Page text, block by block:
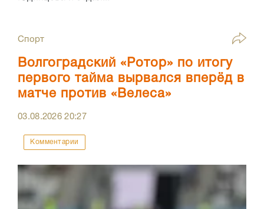
Спорт
Волгоградский «Ротор» по итогу
первого тайма вырвался вперёд в
матче против «Велеса»
03.08.202620:27
Комментарии